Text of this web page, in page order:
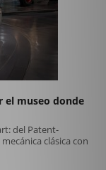
el museo donde
del Patent-
clásica con